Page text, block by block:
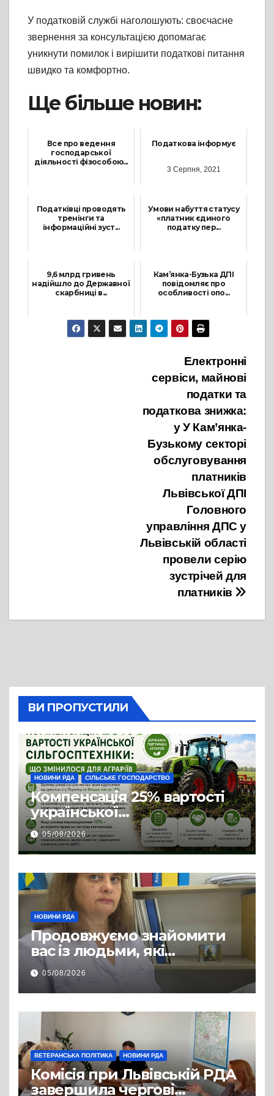
У податковій службі наголошують: своєчасне
звернення за консультацією допомагає
уникнути помилок і вирішити податкові питання
швидко та комфортно.
Ще більше новин:
Все про ведення
господарської
діяльності фізособою...
Податкова інформує
3 Серпня, 2021
Податківці проводять
тренінги та
інформаційні зуст...
Умови набуття статусу
«платник єдиного
податку пер...
9,6 млрд гривень
надійшло до Державної
скарбниці в...
13 Жовтня, 2021
Кам’янка-Бузька ДПІ
повідомляє про
особливості опо...
25 Квітня, 2022
Електронні
сервіси, майнові
податки та
податкова знижка:
у У Кам’янка-
Бузькому секторі
обслуговування
платників
Львівської ДПІ
Головного
управління ДПС у
Львівській області
провели серію
зустрічей для
платників
ВИ ПРОПУСТИЛИ
НОВИНИ РДА СІЛЬСЬКЕ ГОСПОДАРСТВО
Компенсація 25% вартості
української
сільгосптехніки: що
змінилося для аграріїв
05/08/2026
НОВИНИ РДА
Продовжуємо знайомити
вас із людьми, які
допомагають нашим
захисникам і захисницям
повертатися до цивільного
життя
05/08/2026
ВЕТЕРАНСЬКА ПОЛІТИКА НОВИНИ РДА
Комісія при Львівській РДА
завершила чергові